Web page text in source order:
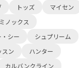
トッズ
マイセン
ノックス
シー
シュプリーム
スン
ハンター
カルバンクライン